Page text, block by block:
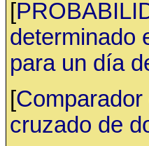
[
determinado
para un día
[
cruzado de